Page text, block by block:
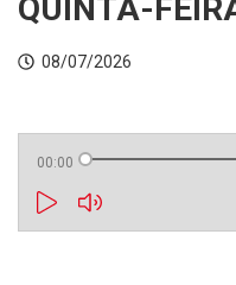
QUINTA-
08/07/2026
00:00